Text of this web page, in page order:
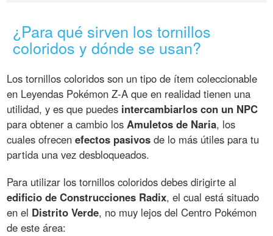
¿Para qué sirven los tornillos
coloridos y dónde se usan?
Los tornillos coloridos son un tipo de ítem coleccionable
en Leyendas Pokémon Z-A que en realidad tienen una
utilidad, y es que puedes intercambiarlos con un NPC
para obtener a cambio losAmuletos de Naria, los
cuales ofrecenefectos pasivos de lo más útiles para tu
partida una vez desbloqueados.
Para utilizar los tornillos coloridos debes dirigirte al
edificio de Construcciones Radix, el cual está situado
en el Distrito Verde, no muy lejos del Centro Pokémon
de este área: